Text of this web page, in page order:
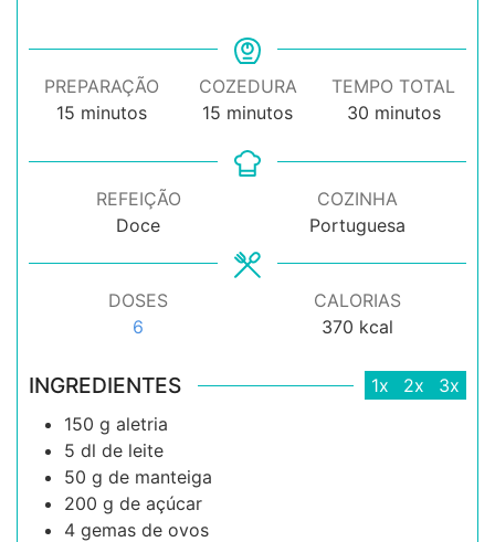
PREPARAÇÃO
15 minutos
minutos
COZEDURA
15 minutos
minutos
TEMPO TOTAL
30minutos
minutos
REFEIÇÃO
Doce
COZINHA
Portuguesa
DOSES
6
CALORIAS
370 kcal
INGREDIENTES 1x 2x
3x
150 g aletria
5 dl de leite
50 g de manteiga
200 g de açúcar
4 gemas de ovos